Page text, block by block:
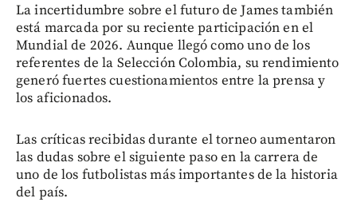
La incertidumbre sobre el futuro de James también
está marcada por su reciente participación en el
Mundial de 2026. Aunque llegó como uno de los
referentes de la Selección Colombia, su rendimiento
generó fuertes cuestionamientos entre la prensa y
los aficionados.
Las críticas recibidas durante el torneo aumentaron
las dudas sobre el siguiente paso en la carrera de
uno de los futbolistas más importantes de la historia
del país.